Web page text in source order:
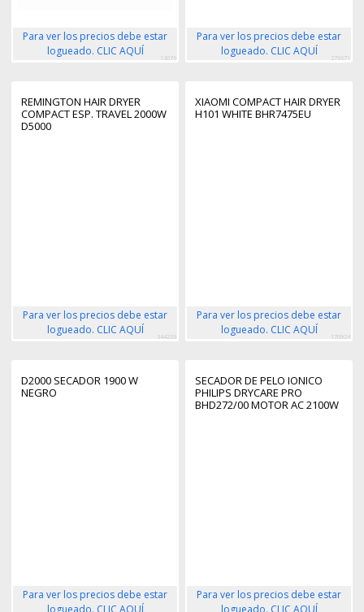
Para ver los precios debe estar
logueado. CLIC AQUÍ
13076
Para ver los precios debe estar
logueado. CLIC AQUÍ
276671
REMINGTON HAIR DRYER
COMPACT ESP. TRAVEL 2000W
D5000
Para ver los precios debe estar
logueado. CLIC AQUÍ
344233
XIAOMI COMPACT HAIR DRYER
H101 WHITE BHR7475EU
Para ver los precios debe estar
logueado. CLIC AQUÍ
170924
D2000 SECADOR 1900 W
NEGRO
Para ver los precios debe estar
logueado. CLIC AQUÍ
SECADOR DE PELO IONICO
PHILIPS DRYCARE PRO
BHD272/00 MOTOR AC 2100W
Para ver los precios debe estar
logueado. CLIC AQUÍ